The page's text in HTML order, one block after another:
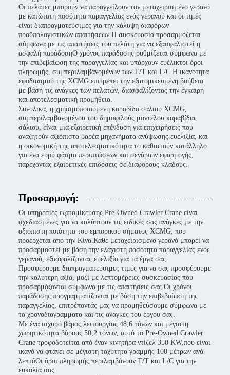
Οι πελάτες μπορούν να παραγγείλουν τον μεταχειρισμένο γερανό
με κατώτατη ποσότητα παραγγελίας ενός γερανού και οι τιμές
είναι διαπραγματεύσιμες για την κάλυψη διαφόρων
προϋπολογιστικών απαιτήσεων.Η συσκευασία προσαρμόζεται
σύμφωνα με τις απαιτήσεις του πελάτη για να εξασφαλιστεί η
ασφαλή παράδοσηΟ χρόνος παράδοσης ρυθμίζεται σύμφωνα με
την επιβεβαίωση της παραγγελίας και υπάρχουν ευέλικτοι όροι
πληρωμής, συμπεριλαμβανομένων των T/T και L/C.Η ικανότητα
εφοδιασμού της XCMG επιτρέπει την εξατομικευμένη βοήθεια
με βάση τις ανάγκες των πελατών, διασφαλίζοντας την έγκαιρη
και αποτελεσματική προμήθεια.
Συνολικά, η χρησιμοποιούμενη καραβίδα σάλιου XCMG,
συμπεριλαμβανομένου του δημοφιλούς μοντέλου καραβίδας
σάλιου, είναι μια εξαιρετική επένδυση για επιχειρήσεις που
αναζητούν αξιόπιστα βαρέα μηχανήματα ανύψωσης.ευελιξία, και
η οικονομική της αποτελεσματικότητα το καθιστούν κατάλληλο
για ένα ευρύ φάσμα περιπτώσεων και σενάριων εφαρμογής,
παρέχοντας εξαιρετικές επιδόσεις σε διάφορους κλάδους.
Προσαρμογή:
Οι υπηρεσίες εξατομίκευσης Pre-Owned Crawler Crane είναι
σχεδιασμένες για να καλύπτουν τις ειδικές σας ανάγκες με την
αξιόπιστη ποιότητα του εμπορικού σήματος XCMG, που
προέρχεται από την Κίνα.Κάθε μεταχειρισμένο γερανό μπορεί να
προσαρμοστεί με βάση την ελάχιστη ποσότητα παραγγελίας ενός
γερανού, εξασφαλίζοντας ευελιξία για τα έργα σας.
Προσφέρουμε διαπραγματεύσιμες τιμές για να σας προσφέρουμε
την καλύτερη αξία, μαζί με λεπτομέρειες συσκευασίας που
προσαρμόζονται σύμφωνα με τις απαιτήσεις σας.Οι χρόνοι
παράδοσης προγραμματίζονται με βάση την επιβεβαίωση της
παραγγελίας, επιτρέποντάς μας να προμηθεύσουμε σύμφωνα με
τα χρονοδιαγράμματα και τις ανάγκες του έργου σας.
Με ένα ισχυρό βάρος λειτουργίας 48,6 τόνων και μέγιστη
χωρητικότητα βάρους 50,2 τόνων, αυτό το Pre-Owned Crawler
Crane τροφοδοτείται από έναν κινητήρα ντίζελ 350 KW,που είναι
ικανό να φτάνει σε μέγιστη ταχύτητα γραμμής 100 μέτρων ανά
λεπτόΟι όροι πληρωμής περιλαμβάνουν T/T και L/C για την
ευκολία σας.